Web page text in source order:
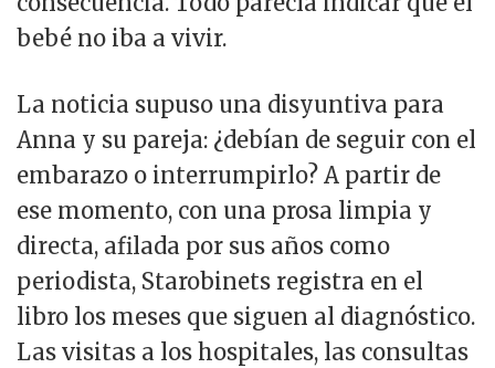
bebé no iba a vivir.
La noticia supuso una disyuntiva para
Anna y su pareja: ¿debían de seguir con el
embarazo o interrumpirlo? A partir de
ese momento, con una prosa limpia y
directa, afilada por sus años como
periodista, Starobinets registra en el
libro los meses que siguen al diagnóstico.
Las visitas a los hospitales, las consultas